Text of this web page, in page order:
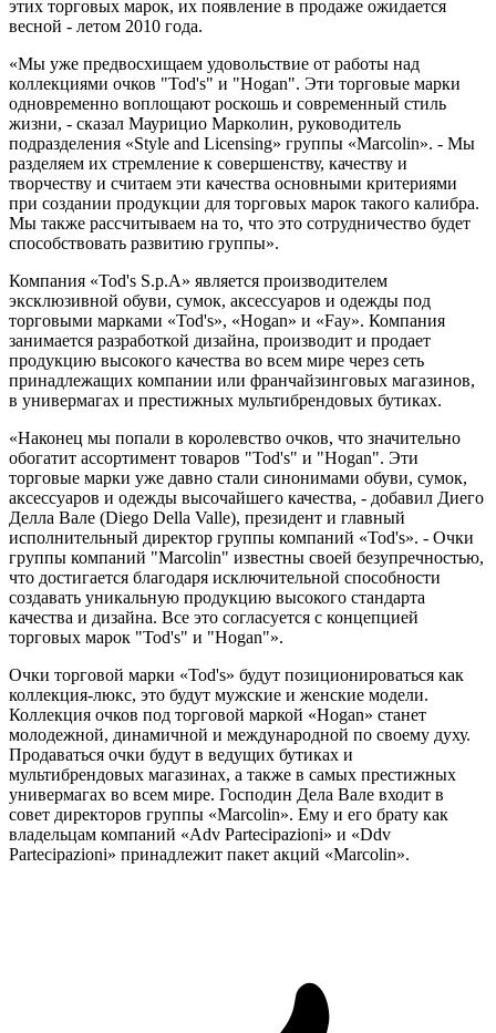
этих торговых марок, их появление в продаже ожидается
весной - летом 2010 года.
«Мы уже предвосхищаем удовольствие от работы над
коллекциями очков "Tod's" и "Hogan". Эти торговые марки
одновременно воплощают роскошь и современный стиль
жизни, - сказал Маурицио Марколин, руководитель
подразделения «Style and Licensing» группы «Marcolin». - Мы
разделяем их стремление к совершенству, качеству и
творчеству и считаем эти качества основными критериями
при создании продукции для торговых марок такого калибра.
Мы также рассчитываем на то, что это сотрудничество будет
способствовать развитию группы».
Компания «Tod's S.p.A» является производителем
эксклюзивной обуви, сумок, аксессуаров и одежды под
торговыми марками «Tod's», «Hogan» и «Fay». Компания
занимается разработкой дизайна, производит и продает
продукцию высокого качества во всем мире через сеть
принадлежащих компании или франчайзинговых магазинов,
в универмагах и престижных мультибрендовых бутиках.
«Наконец мы попали в королевство очков, что значительно
обогатит ассортимент товаров "Tod's" и "Hogan". Эти
торговые марки уже давно стали синонимами обуви, сумок,
аксессуаров и одежды высочайшего качества, - добавил Диего
Делла Вале (Diego Della Valle), президент и главный
исполнительный директор группы компаний «Tod's». - Очки
группы компаний "Marcolin" известны своей безупречностью,
что достигается благодаря исключительной способности
создавать уникальную продукцию высокого стандарта
качества и дизайна. Все это согласуется с концепцией
торговых марок "Tod's" и "Hogan"».
Очки торговой марки «Tod's» будут позиционироваться как
коллекция-люкс, это будут мужские и женские модели.
Коллекция очков под торговой маркой «Hogan» станет
молодежной, динамичной и международной по своему духу.
Продаваться очки будут в ведущих бутиках и
мультибрендовых магазинах, а также в самых престижных
универмагах во всем мире. Господин Дела Вале входит в
совет директоров группы «Marcolin». Ему и его брату как
владельцам компаний «Adv Partecipazioni» и «Ddv
Partecipazioni» принадлежит пакет акций «Marcolin».